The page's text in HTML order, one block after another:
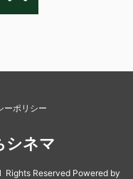
ーポリシー
シネマ
Rights Reserved Powered by